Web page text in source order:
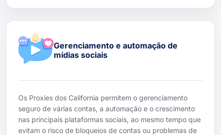
Gerenciamento e automação de
mídias sociais
Os Proxies dos California permitem o gerenciamento
seguro de várias contas, a automação e o crescimento
nas principais plataformas sociais, ao mesmo tempo que
evitam o risco de bloqueios de contas ou problemas de